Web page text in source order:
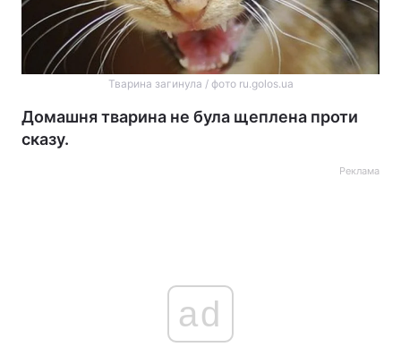
Тварина загинула / фото ru.golos.ua
Домашня тварина не була щеплена проти
сказу.
Реклама
ad